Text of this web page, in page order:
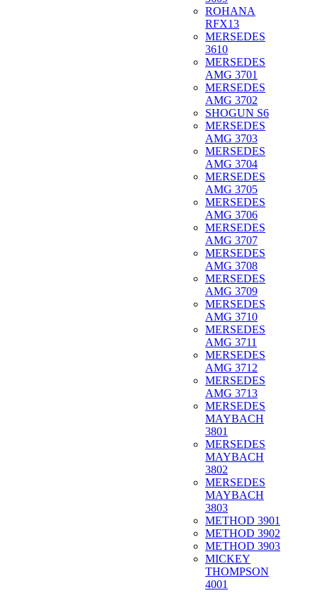
ROHANA
RFX13
MERSEDES
3610
MERSEDES
AMG 3701
MERSEDES
AMG 3702
SHOGUN S6
MERSEDES
AMG 3703
MERSEDES
AMG 3704
MERSEDES
AMG 3705
MERSEDES
AMG 3706
MERSEDES
AMG 3707
MERSEDES
AMG 3708
MERSEDES
AMG 3709
MERSEDES
AMG 3710
MERSEDES
AMG 3711
MERSEDES
AMG 3712
MERSEDES
AMG 3713
MERSEDES
MAYBACH
3801
MERSEDES
MAYBACH
3802
MERSEDES
MAYBACH
3803
METHOD 3901
METHOD 3902
METHOD 3903
MICKEY
THOMPSON
4001